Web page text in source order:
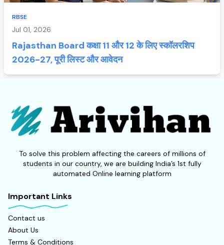
RBSE
Jul 01, 2026
Rajasthan Board कक्षा 11 और 12 के लिए स्कॉलरशिप
2026-27, पूरी लिस्ट और आवेदन
To solve this problem affecting the careers of millions of
students in our country, we are building India’s 1st fully
automated Online learning platform
Important Links
Contact us
About Us
Terms & Conditions